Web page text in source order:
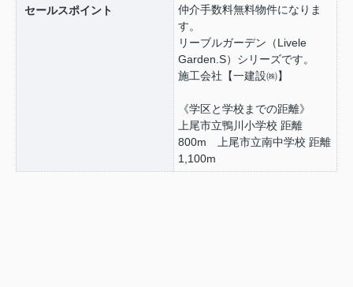
セールスポイント
仲介手数料無料物件になりま
す。
リーブルガーデン（Livele
Garden.S）シリーズです。
施工会社【一建設㈱】
《学区と学校までの距離》
上尾市立鴨川小学校 距離
800m 上尾市立南中学校 距離
1,100m